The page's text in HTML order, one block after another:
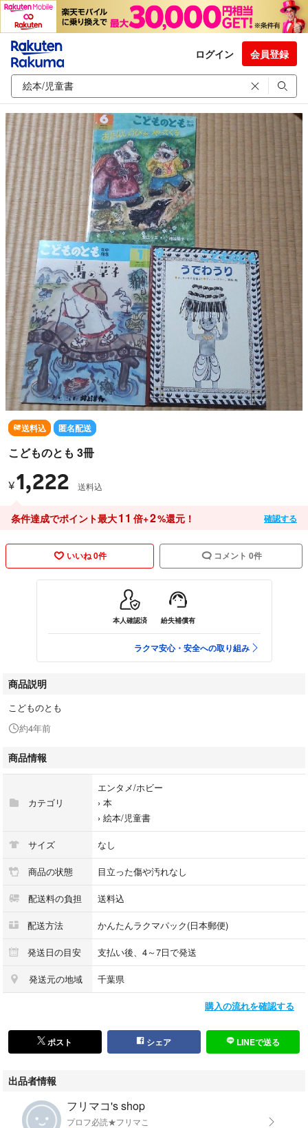
ログイン 会員登録
送料込 匿名配送
こどものとも 3冊
¥1,222 送料込
条件達成でポイント最大11 倍+2%還元！ 確認する
いいね 0件 コメント 0件
本人確認済 紛失補償有
ラクマ安心・安全への取り組み
商品説明
こどものとも
約4年前
商品情報
カテゴリ
エンタメ/ホビー
› 本
› 絵本/児童書
サイズ なし
商品の状態 目立った傷や汚れなし
配送料の負担 送料込
配送方法 かんたんラクマパック(日本郵便)
発送日の目安 支払い後、4～7日で発送
発送元の地域 千葉県
購入の流れを確認する
ポスト シェア LINEで送る
出品者情報
フリマコ's shop
プロフ必読★フリマこ